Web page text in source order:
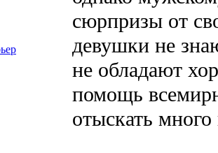
сюрпризы от
девушки не
не обладают
помощь
отыскать